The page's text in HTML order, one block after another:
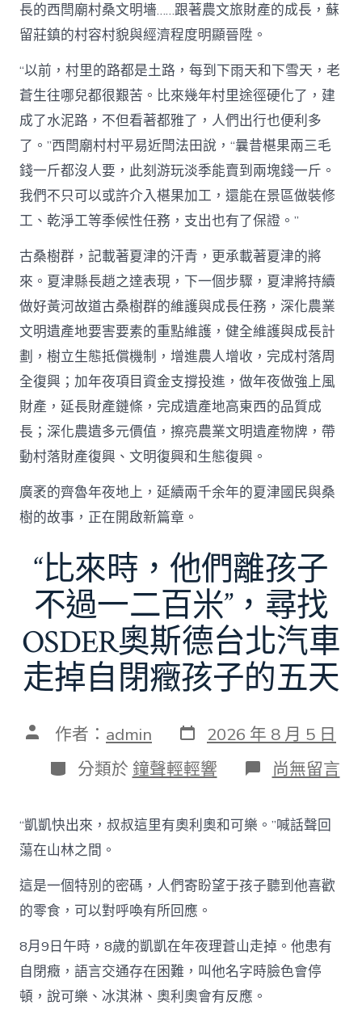
長的西閆廟村桑文明墻……跟著農文旅財產的成長，蘇
留莊鎮的村容村貌與經濟程度明顯晉陞。
“以前，村里的路都是土路，每到下雨天和下雪天，老
蒼生往哪兒都很艱苦。比來幾年村里途徑硬化了，建
成了水泥路，不但看著都雅了，人們出行也便利多
了。”西閆廟村村平易近閆法田說，“曩昔椹果兩三毛
錢一斤都沒人要，此刻游玩淡季能賣到兩塊錢一斤。
我們不只可以或許介入椹果加工，還能在景區做裝修
工、乾淨工等季候性任務，支出也有了保證。”
古桑樹群，記載著夏津的汗青，更承載著夏津的將
來。夏津縣長趙之達表現，下一個步驟，夏津將持續
做好黃河故道古桑樹群的維護與成長任務，深化農業
文明遺產地要害要素的重點維護，健全維護與成長計
劃，樹立生態抵償機制，增進農人增收，完成村落周
全復興；加年夜項目資金支撐投進，做年夜做強上風
財產，延長財產鏈條，完成遺產地高東西的品質成
長；深化農遺多元價值，擦亮農業文明遺產物牌，帶
動村落財產復興、文明復興和生態復興。
廣袤的齊魯年夜地上，延續兩千余年的夏津國民與桑
樹的故事，正在開啟新篇章。
“比來時，他們離孩子
不過一二百米”，尋找
OSDER奧斯德台北汽車
走掉自閉癥孩子的五天
文 作者： admin 發
表
日
期
2026 年 8 月 5 日
分
類
分類於 鐘聲輕輕響 在
〈“比
時，
他
孩
子
一
二
百
尚無留言
“凱凱快出來，叔叔這里有奧利奧和可樂。”喊話聲回
蕩在山林之間。
這是一個特別的密碼，人們寄盼望于孩子聽到他喜歡
的零食，可以對呼喚有所回應。
8月9日午時，8歲的凱凱在年夜理蒼山走掉。他患有
自閉癥，語言交通存在困難，叫他名字時臉色會停
頓，說可樂、冰淇淋、奧利奧會有反應。